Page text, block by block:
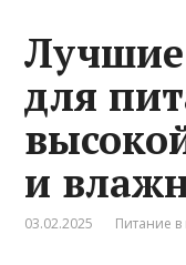
для
и
03.02.2025 Питание в